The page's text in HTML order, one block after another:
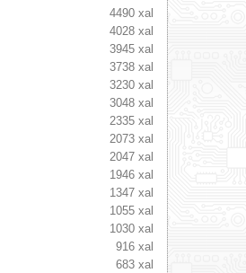
4490 xal
4028 xal
3945 xal
3738 xal
3230 xal
3048 xal
2335 xal
2073 xal
2047 xal
1946 xal
1347 xal
1055 xal
1030 xal
916 xal
683 xal